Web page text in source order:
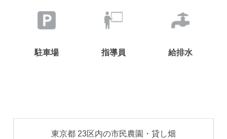
駐車場 指導員 給排水
東京都 23区内の市民農園・貸し畑